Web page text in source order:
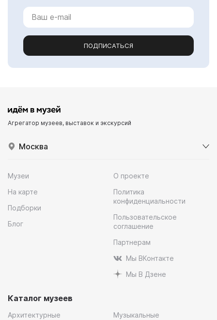
ПОДПИСАТЬСЯ
Агрегатор музеев, выставок и экскурсий
Москва
Музеи
На карте
Подборки
Блог
О проекте
Политика
конфиденциальности
Пользовательское
соглашение
Партнерам
Мы ВКонтакте
Мы В Дзене
Каталог музеев
Архитектурные
Музыкальные